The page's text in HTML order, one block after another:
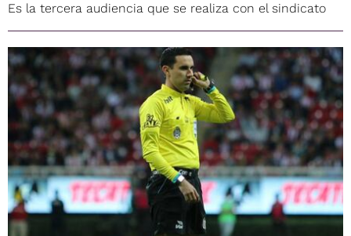
Es la tercera audiencia que se realiza con el sindicato